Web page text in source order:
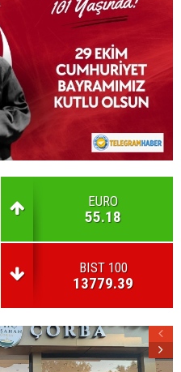
EURO
55.18
BIST 100
13779.39